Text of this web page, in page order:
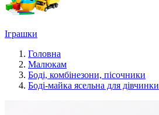
Іграшки
Головна
Малюкам
Боді, комбінезони, пісочники
Боді-майка ясельна для дівчинки